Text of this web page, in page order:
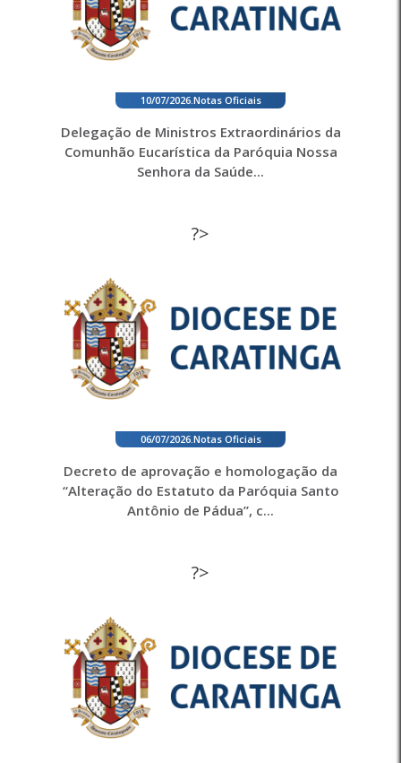
10/07/2026. Notas Oficiais
Delegação de Ministros Extraordinários da
Comunhão Eucarística da Paróquia Nossa
Senhora da Saúde...
?>
06/07/2026. Notas Oficiais
Decreto de aprovação e homologação da
“Alteração do Estatuto da Paróquia Santo
Antônio de Pádua”, c...
?>